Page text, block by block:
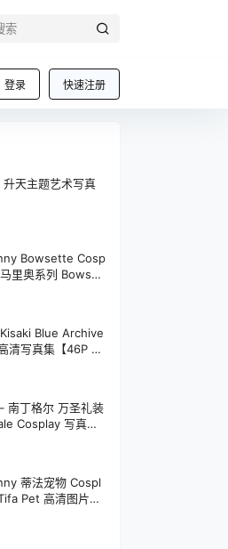
登录 快速注册
升天主题艺术写真
Bowsette Cosp
里奥系列 Bowset
合集[9P-5.6M]
Blue Archive
清写真集【46P +
】
南丁格尔 万圣礼装
Cosplay 写真视
1.04GB）FGO
蒂法宠物 Cospl
Pet 高清图片合